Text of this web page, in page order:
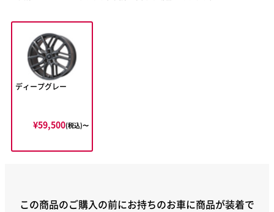
ディープグレー
¥59,500(税込)〜
この商品のご購入の前にお持ちのお車に商品が装着で